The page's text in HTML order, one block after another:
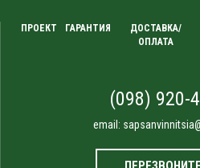
ПРОЕКТ ГАРАНТИЯ
ДОСТАВКА/
ОПЛАТА
(098) 920-
email: